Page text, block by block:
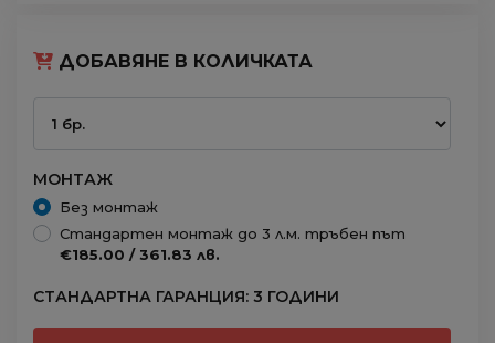
ДОБАВЯНЕ В КОЛИЧКАТА
МОНТАЖ
Без монтаж
Стандартен монтаж до 3 л.м. тръбен път
€185.00 / 361.83 лв.
СТАНДАРТНА ГАРАНЦИЯ: 3 ГОДИНИ